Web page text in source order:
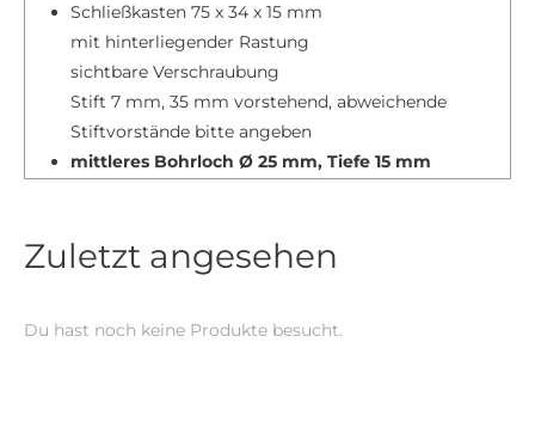
Schließkasten 75 x 34 x 15 mm
mit hinterliegender Rastung
sichtbare Verschraubung
Stift 7 mm, 35 mm vorstehend, abweichende
Stiftvorstände bitte angeben
mittleres Bohrloch Ø 25 mm, Tiefe 15 mm
(Standard für 35 mm Stiftvorstand)
Zuletzt angesehen
Du hast noch keine Produkte besucht.